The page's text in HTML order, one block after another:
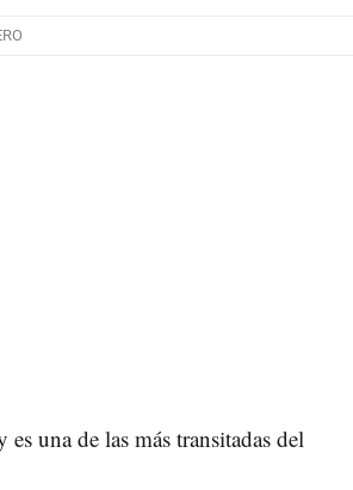
es una de las más transitadas del